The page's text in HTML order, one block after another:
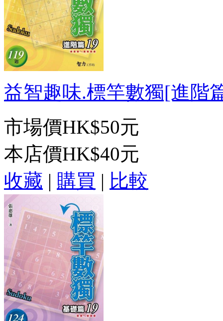
益智趣味.標竿數獨[進階
市場價HK$50元
本店價HK$40元
收藏 | 購買 | 比較